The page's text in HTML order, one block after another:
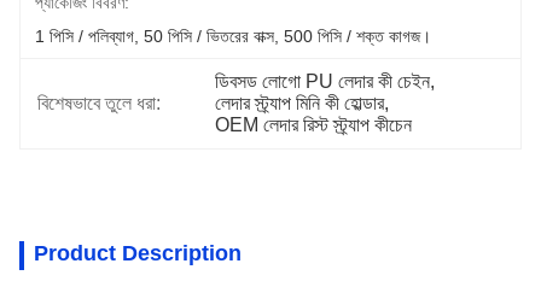
1 পিসি / পলিব্যাগ, 50 পিসি / ভিতরের বাক্স, 500 পিসি / শক্ত কাগজ।
বিশেষভাবে তুলে ধরা:
ডিবসড লোগো PU লেদার কী চেইন,
লেদার স্ট্র্যাপ মিনি কী হোল্ডার,
OEM লেদার রিস্ট স্ট্র্যাপ কীচেন
Product Description